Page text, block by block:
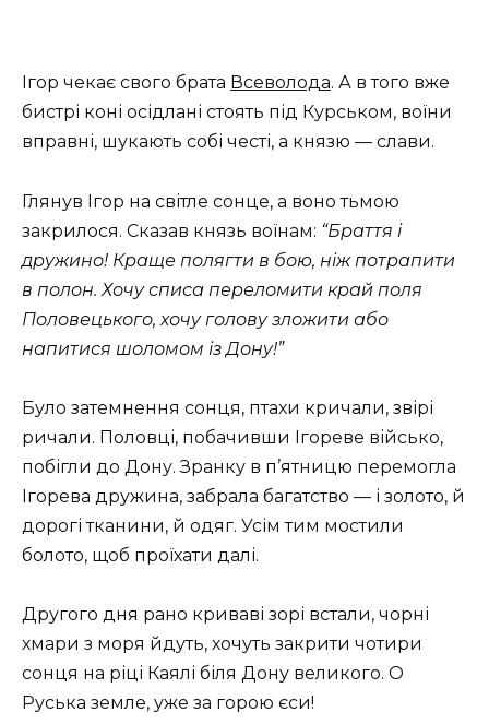
Ігор чекає свого брата Всеволода. А в того вже
бистрі коні осідлані стоять під Курськом, воїни
вправні, шукають собі честі, а князю — слави.
Глянув Ігор на світле сонце, а воно тьмою
закрилося. Сказав князь воїнам: “Браття і
дружино! Краще полягти в бою, ніж потрапити
в полон. Хочу списа переломити край поля
Половецького, хочу голову зложити або
напитися шоломом із Дону!”
Було затемнення сонця, птахи кричали, звірі
ричали. Половці, побачивши Ігореве військо,
побігли до Дону. Зранку в п’ятницю перемогла
Ігорева дружина, забрала багатство — і золото, й
дорогі тканини, й одяг. Усім тим мостили
болото, щоб проїхати далі.
Другого дня рано криваві зорі встали, чорні
хмари з моря йдуть, хочуть закрити чотири
сонця на ріці Каялі біля Дону великого. О
Руська земле, уже за горою єси!